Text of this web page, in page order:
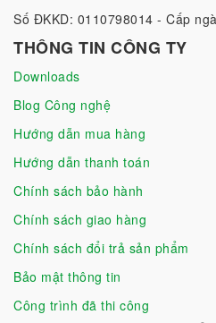
Số ĐKKD: 0110798014 - Cấp
THÔNG TIN CÔNG TY
Downloads
Blog Công nghệ
Hướng dẫn mua hàng
Hướng dẫn thanh toán
Chính sách bảo hành
Chính sách giao hàng
Chính sách đổi trả sản phẩm
Bảo mật thông tin
Công trình đã thi công